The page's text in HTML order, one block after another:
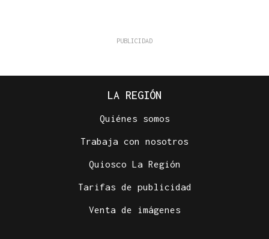
LA REGIÓN
Quiénes somos
Trabaja con nosotros
Quiosco La Región
Tarifas de publicidad
Venta de imágenes